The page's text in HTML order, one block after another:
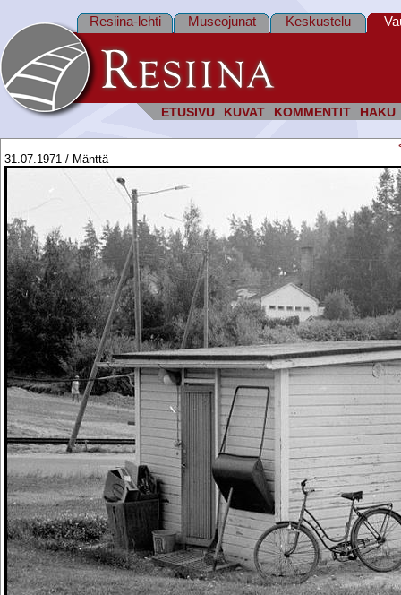
ETUSIVU KUVAT KOMMENTIT HAKU
Resiina-lehti Museojunat Keskustelu
31.07.1971 / Mänttä